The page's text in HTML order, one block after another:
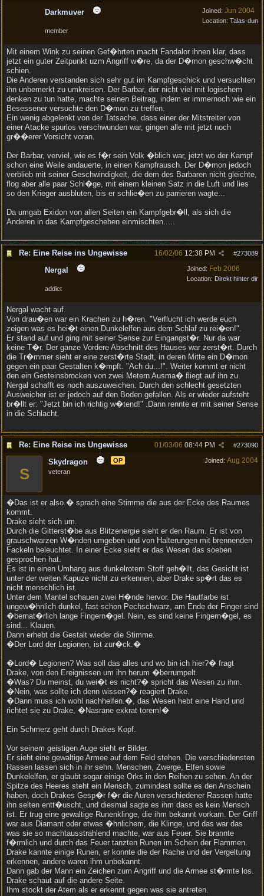
Joined: Jun 2004
Location: Talas-dun
Darkmuver
member
Mit einem Wink zu seinen Gef�hrten macht Fandalor ihnen klar, dass
jetzt ein guter Zeitpunkt uzm Angriff w�re, da der D�mon geschw�cht
schien.
Die Anderen verstanden sich sehr gut im Kampfgeschick und versuchten
ihn unbemerkt zu umkreisen. Der Barbar, der nicht viel mit logischem
denken zu tun hatte, machte seinen Beitrag, indem er immernoch wie ein
Besessener versuchte den D�mon zu treffen.
Ein wenig abgelenkt von der Tatsache, dass einer der Mitstreiter von
einer Atacke spurlos verschwunden war, gingen alle mit jetzt noch
gr��erer Vorsicht voran.
Der Barbar, verviel, wie es f�r sein Volk �blich war, jetzt wo der Kampf
schon eine Weile andauerte, in einen Kampfrausch. Der D�mon jedoch
verblieb mit seiner Geschwindigkeit, die dem des Barbaren nicht gleichte,
flog aber alle paar Schl�ge, mit einem kleinen Satz in die Luft und lies
so den Krieger ausbluten, bis er schlie�en zu parrieren wagte...
Da umgab Exidon von allen Seiten ein Kampfgebr�ll, als sich die
Anderen in das Kampfgeschehen einmischten.....
Re: Eine Reise ins Ungewisse #273089
16/02/06 12:38 PM
Joined: Feb 2006
Location: Direkt hinter dir
Nergal
addict
Nergal wacht auf.
Von drau�en war ein Krachen zu h�ren. "Verflucht ich werde euch
zeigen was es hei�t einen Dunkelelfen aus dem Schlaf zu rei�en!".
Er stand auf und ging mit seiner Sense zur Eingangst�r. Nur da war
keine T�r. Der ganze Vordere Abschnitt des Hauses war zerst�rt. Durch
die Tr�mmer sieht er eine zerst�rte Stadt, in deren Mitte ein D�mon
gegen ein paar Gestalten k�mpft. "Ach du...!". Weiter kommt er nicht
den ein Gesteinsbrocken von zwei Metern Ausma� fliegt auf ihn zu.
Nergal schafft es noch auszuweichen. Durch den schlecht gesetzten
Ausweicher ist er jedoch auf den Boden gefallen. Als er wieder aufsteht
br�llt er: "Jetzt bin ich richtig w�tend!" .Dann rennte er mit seiner Sense
in die Schlacht.
Re: Eine Reise ins Ungewisse #273090
01/03/06 08:44 PM
Joined: Aug 2004
S
Skydragon
OP
veteran
�Das ist er also.� sprach eine Stimme die aus der Ecke des Raumes
kommt.
Drake sieht sich um.
Durch die Gitterst�be aus Blitzenergie sieht er den Raum. Er ist von
grauschwarzen W�nden umgeben und von Halterungen mit brennenden
Fackeln beleuchtet. In einer Ecke sieht er das Wesen das soeben
gesprochen hat.
Es ist in einen Umhang aus dunkelrotem Stoff geh�llt, das Gesicht ist
unter der weiten Kapuze nicht zu erkennen, aber Drake sp�rt das es
nicht menschlich ist.
Unter dem Mantel schauen zwei H�nde hervor. Die Hautfarbe ist
ungew�hnlich dunkel, fast schon Pechschwarz, am Ende der Finger sind
�bernat�rlich lange Fingern�gel. Nein, es sind keine Fingern�gel, es
sind... Klauen.
Dann erhebt die Gestalt wieder die Stimme.
�Der Lord der Legionen, ist zur�ck.�
�Lord� Legionen? Was soll das alles und wo bin ich hier?� fragt
Drake, von den Ereignissen um ihn herum �berrumpelt.
�Was? Du meinst, du wei�t es nicht?� spricht das Wesen zu ihm.
�Nein, was sollte ich denn wissen?� reagiert Drake.
�Dann muss ich wohl nachhelfen.�, das Wesen hebt eine Hand und
richtet sie zu Drake, �Nasrane exkrat torem!�
Ein Schmerz geht durch Drakes Kopf.
Vor seinem geistigen Auge sieht er Bilder.
Er sieht eine gewaltige Armee auf dem Feld stehen. Die verschiedensten
Rassen lassen sich in ihr sehn. Menschen, Zwerge, Elfen sowie
Dunkelelfen, er glaubt sogar einige Orks in den Reihen zu sehen. An der
Spitze des Heeres steht ein Mensch, zumindest sollte es den Anschein
haben, doch Drakes Gesp�r f�r die Auren verschiedener Rassen hatte
ihn selten entt�uscht, und diesmal sagte es ihm dass es kein Mensch
ist. Er trug eine gewaltige Runenklinge, die ihm bekannt vorkam. Der Griff
war aus Diamant oder etwas �hnlichem, die Klinge, und das war das
was sie so machtausstrahlend machte, war aus Feuer. Sie brannte
f�rmlich und durch das Feuer tanzten Runen im Schein der Flammen.
Drake kannte einige Runen, er konnte die der Rache und der Vergeltung
erkennen, andere waren ihm unbekannt.
Dann gab der Mann ein Zeichen zum Angriff und die Armee st�rmte los.
Drake schaut auf die andere Seite.
Ihm stockt der Atem als er erkennt gegen was sie antreten.